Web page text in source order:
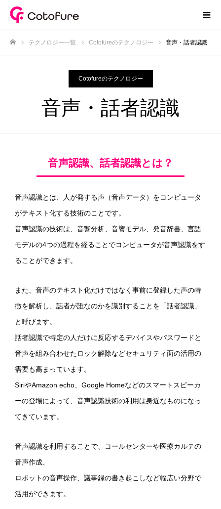
テクノロジー一覧 Cotofureのテクノロジー 音声・話者認識
Cotofureのテクノロジー
音声・話者認識
音声認識、話者認識とは？
音声認識とは、人が発する声（音声データ）をコンピュータ
がテキスト化する技術のことです。
音声認識の技術は、音響分析、音響モデル、発音辞書、言語
モデルの4つの過程を経ることでコンピュータが音声認識をす
ることができます。
また、音声のテキスト化だけではなく事前に登録した声の特
徴を解析し、話者が誰なのかを識別することを「話者認識」
と呼びます。
話者認識で特定の人だけに反応するデバイスやパスワードと
音声を組み合わせたロック解除などセキュリティ面の活用の
需要も高まっています。
SiriやAmazon echo、Google Homeなどのスマートスピーカ
ーの登場によって、音声認識技術の利用は身近なものになっ
てきています。
音声認識を利用することで、コールセンターや医療カルテの
音声作成、
ロボットの音声操作、議事録の書き起こしなど幅広い分野で
活用ができます。